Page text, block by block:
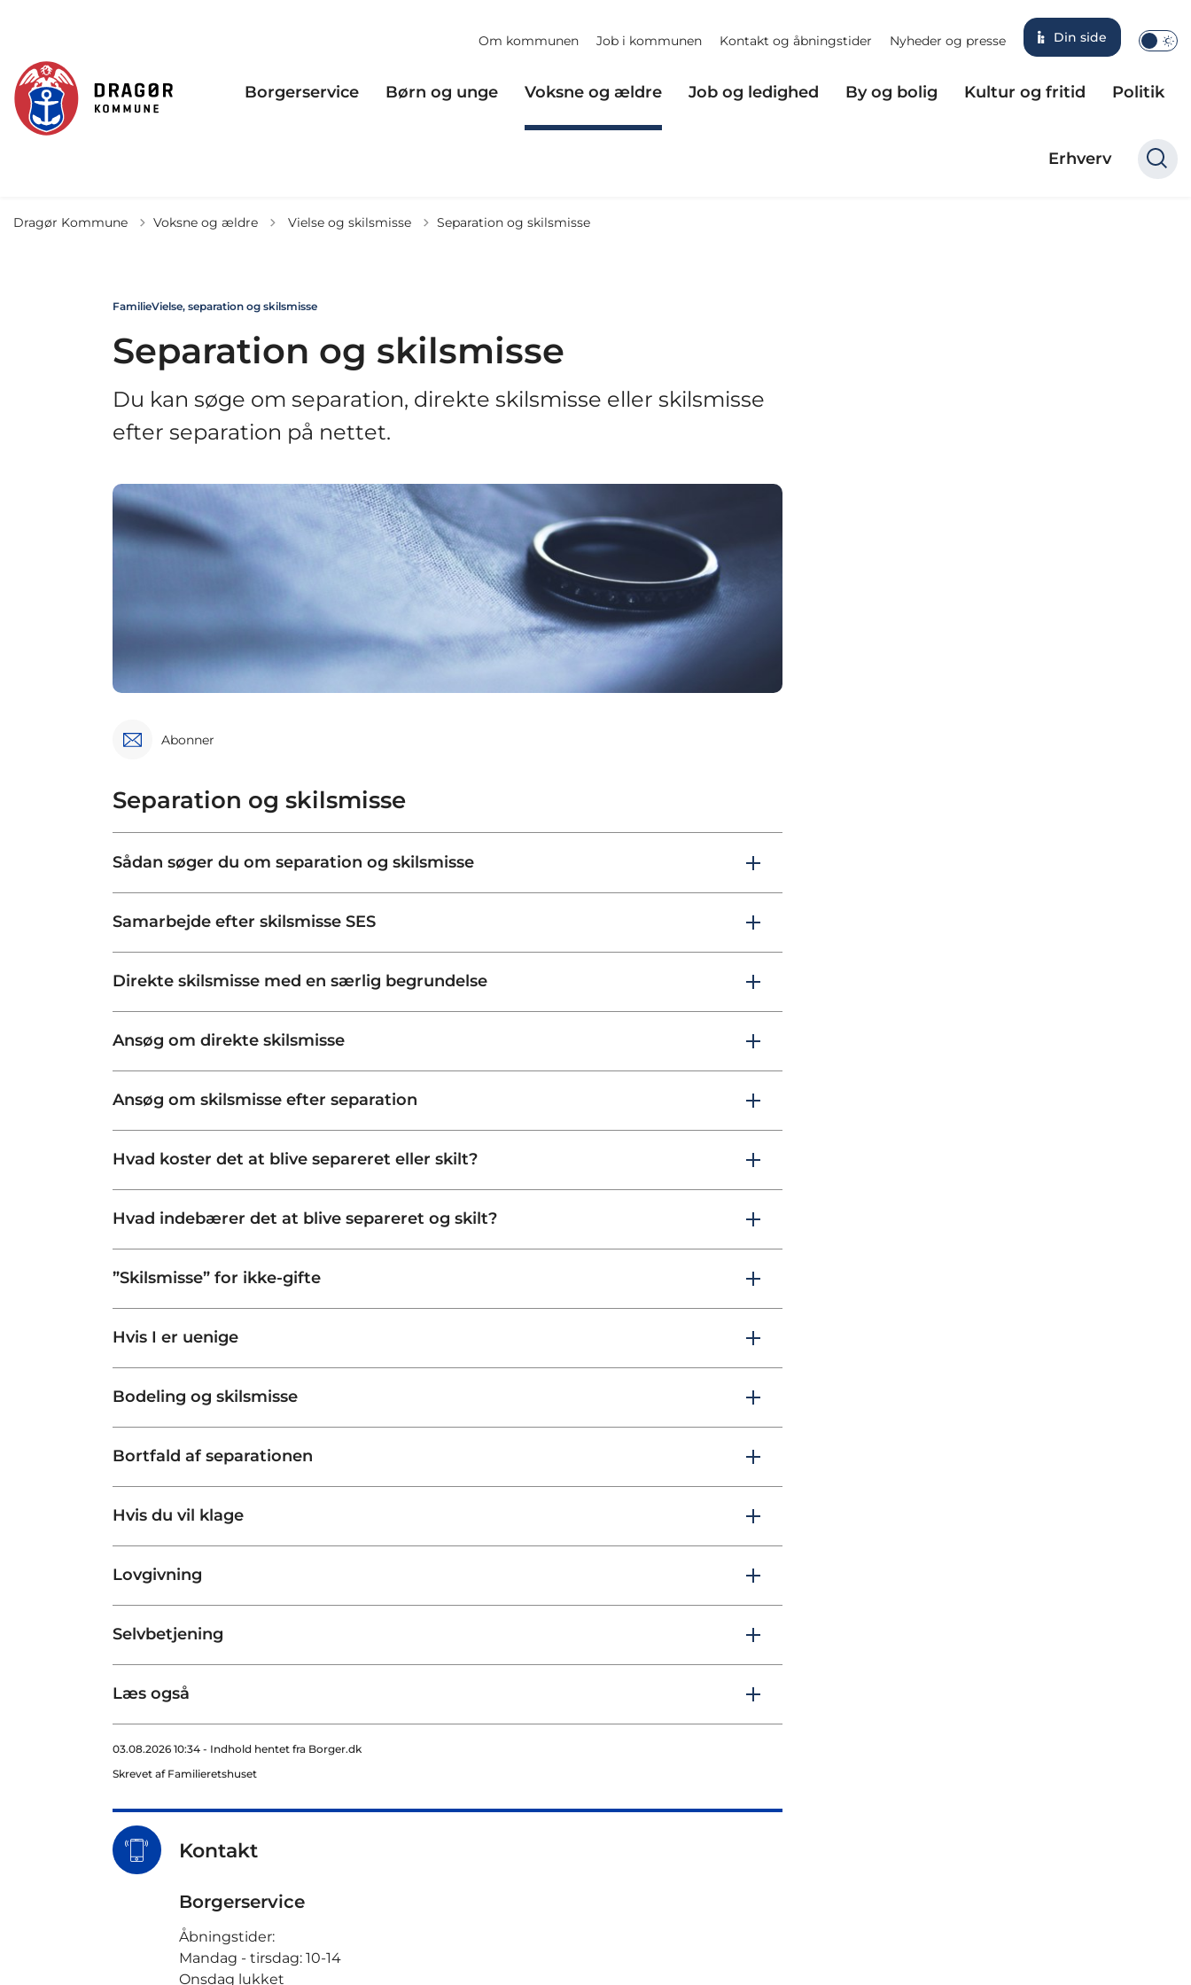
Om kommunen Job i kommunen Kontakt og åbningstider Nyheder og presse Din side
Borgerservice Børn og unge Voksne og ældre Job og ledighed By og bolig Kultur og fritid Politik
Erhverv
Dragør Kommune Voksne og ældre Tilbage til
Vielse og skilsmisse Separation og skilsmisse
FamilieVielse, separation og skilsmisse
Separation og skilsmisse
Du kan søge om separation, direkte skilsmisse eller skilsmisse
efter separation på nettet.
Abonner
Separation og skilsmisse
Sådan søger du om separation og skilsmisse
Samarbejde efter skilsmisse SES
Direkte skilsmisse med en særlig begrundelse
Ansøg om direkte skilsmisse
Ansøg om skilsmisse efter separation
Hvad koster det at blive separeret eller skilt?
Hvad indebærer det at blive separeret og skilt?
”Skilsmisse” for ikke-gifte
Hvis I er uenige
Bodeling og skilsmisse
Bortfald af separationen
Hvis du vil klage
Lovgivning
Selvbetjening
Læs også
03.08.2026 10:34 - Indhold hentet fra Borger.dk
Skrevet af Familieretshuset
Kontakt
Borgerservice
Åbningstider:
Mandag - tirsdag: 10-14
Onsdag lukket